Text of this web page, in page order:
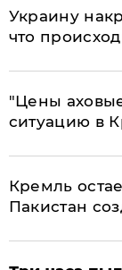
​Украину
что
​"Цены
ситуацию в
​Кремль
Пакистан